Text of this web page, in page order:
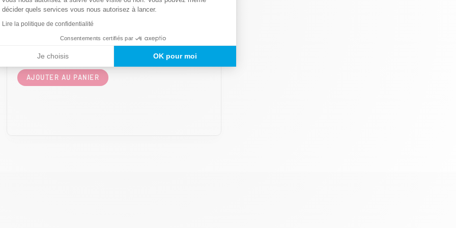
décider quels services vous nous autorisez à lancer.
Lire la politique de confidentialité
Consentements certifiés par
Je choisis OK pour moi
Mât pour Vertical Flag 3m00 (mât
seul)
49,00€ HT
AJOUTER AU PANIER